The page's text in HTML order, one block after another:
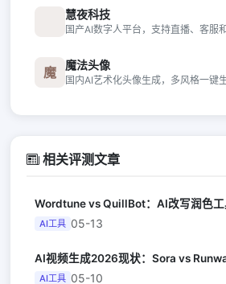
慧夜科技
国产AI数字人平台，支持直播、客服
魔 魔法头像
国内AI艺术化头像生成，多风格一键
相关评测文章
AI工具 05-13
AI视频生成2026现状：Sora vs
AI工具 05-10